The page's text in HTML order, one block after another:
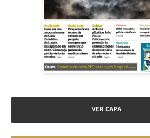
VER CAPA